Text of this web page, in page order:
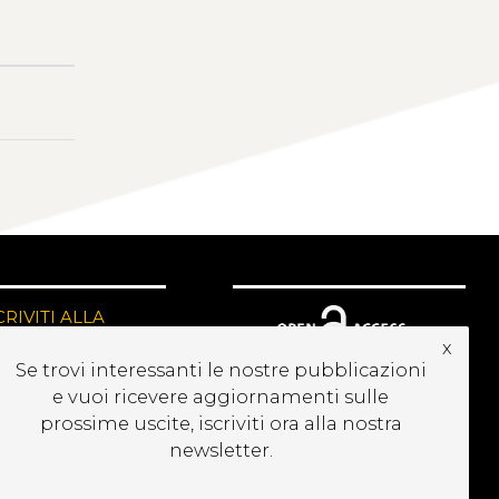
ALLA
Se trovi interessanti le nostre pubblicazioni
e vuoi ricevere aggiornamenti sulle
prossime uscite, iscriviti ora alla nostra
newsletter.
x